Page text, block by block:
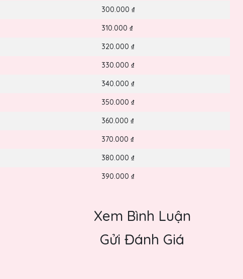
300.000 ₫
310.000 ₫
320.000 ₫
330.000 ₫
340.000 ₫
350.000 ₫
360.000 ₫
370.000 ₫
380.000 ₫
390.000 ₫
Xem Bình Luận
Gửi Đánh Giá